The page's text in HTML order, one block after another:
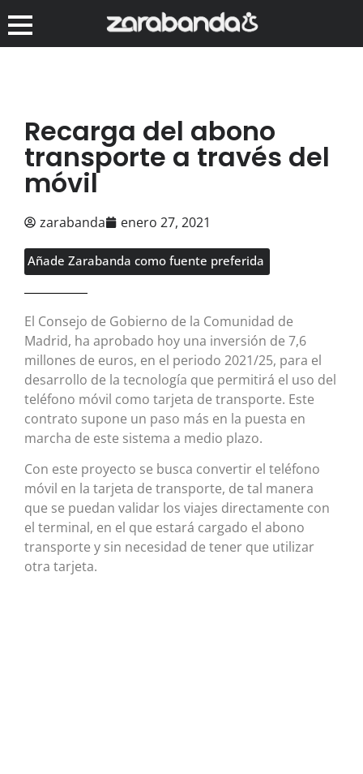
Recarga del abono
transporte a través del
móvil
zarabanda enero 27, 2021
Añade Zarabanda como fuente preferida
El Consejo de Gobierno de la Comunidad de
Madrid, ha aprobado hoy una inversión de 7,6
millones de euros, en el periodo 2021/25, para el
desarrollo de la tecnología que permitirá el uso del
teléfono móvil como tarjeta de transporte. Este
contrato supone un paso más en la puesta en
marcha de este sistema a medio plazo.
Con este proyecto se busca convertir el teléfono
móvil en la tarjeta de transporte, de tal manera
que se puedan validar los viajes directamente con
el terminal, en el que estará cargado el abono
transporte y sin necesidad de tener que utilizar
otra tarjeta.